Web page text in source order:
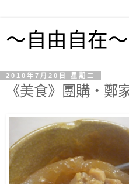
～自由自在～
2010年7月20日 星期二
《美食》團購‧鄭